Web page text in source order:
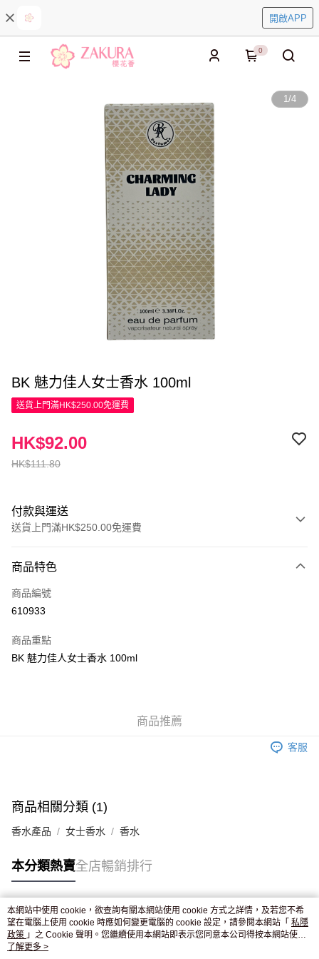
開啟APP
0
1/4
BK 魅力佳人女士香水 100ml
送貨上門滿HK$250.00免運費
HK$111.80
HK$92.00
付款與運送
送貨上門滿HK$250.00免運費
信用卡
Apple Pay
WeChat Pay
JD京東物流，訂單確認發貨後2-4個工作天送達
商品特色
商品編號
610933
商品重點
BK 魅力佳人女士香水 100ml
商品推薦
客服
商品相關分類 (1)
香水產品 女士香水 香水
本分類熱賣全店暢銷排行
熱門標籤
熱銷排行
本網站中使用 cookie，欲查詢有關本網站使用 cookie 方式之詳情，及若您不希
望在電腦上使用 cookie 時應如何變更電腦的 cookie 設定，請參閱本網站「 私隱
政策 」之 Cookie 聲明。您繼續使用本網站即表示您同意本公司得按本網站使用
條款之 Cookie 聲明使用 cookie。
了解更多 >